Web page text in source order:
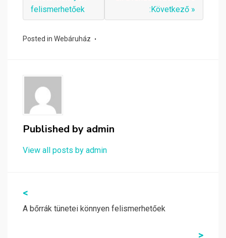
felismerhetőek
:Következő »
Posted in Webáruház
Published by admin
View all posts by admin
Bejegyzés
navigáció
<
A bőrrák tünetei könnyen felismerhetőek
>